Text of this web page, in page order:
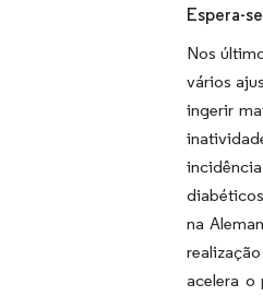
Espera-
Nos
vários
ingerir
na
acelera o